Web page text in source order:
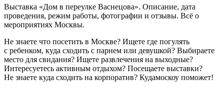
Выставка «Дом в переулке Васнецова». Описание, дата
проведения, режим работы, фотографии и отзывы. Всё о
мероприятиях Москвы.
Не знаете что посетить в Москве? Ищете где погулять
с ребенком, куда сходить с парнем или девушкой? Выбираете
место для свидания? Ищете развлечения на выходные?
Интересуетесь активным отдыхом? Посещаете выставки?
Не знаете куда сходить на корпоратив? Кудамоскоу поможет!